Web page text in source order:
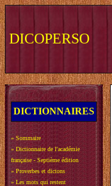
DICOPERSO
DICTIONNAIRES
» Sommaire
» Dictionnaire de l'académie
française - Septième édition
» Proverbes et dictons
» Les mots qui restent